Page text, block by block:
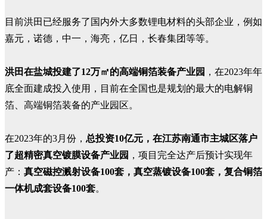
目前洪田已经服务了国内外大多数锂电材料的头部企业，例如
嘉元，诺德，中一，海亮，亿日，长春集团等等。
洪田在盐城投建了12万㎡的高端铜箔装备产业园 ，在2023年年
底全面建成投入使用，目前在全国也是规划的最大的电解铜
箔、高端铜箔装备的产业园区。
在2023年的3月份， 总投资10亿元，在江苏南通市主城区落户
了超精密真空镀膜设备产业园 ，项目完全达产后预计实现年
产： 真空磁控溅射设备100套，真空蒸镀设备100套，复合铜箔
一体机成套设备100套。